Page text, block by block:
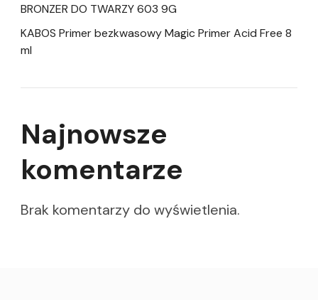
BRONZER DO TWARZY 603 9G
KABOS Primer bezkwasowy Magic Primer Acid Free 8
ml
Najnowsze
komentarze
Brak komentarzy do wyświetlenia.